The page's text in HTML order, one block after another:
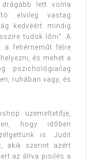
lett volna
elvileg vastag
kedvéért mindig
tudok lőni”. A
a fehérneműt félre
és mehet a
pszichológiailag
ruhában vagy, és
üzemeltetője,
hogy időben
is. Judit
akik szerint azért
az állva pisilés a